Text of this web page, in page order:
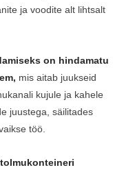
ja voodite alt lihtsalt
on hindamatu
mis aitab juukseid
kujule ja kahele
juustega, säilitades
töö.